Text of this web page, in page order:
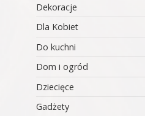
Dekoracje
Dla Kobiet
Do kuchni
Dom i ogród
Dziecięce
Gadżety